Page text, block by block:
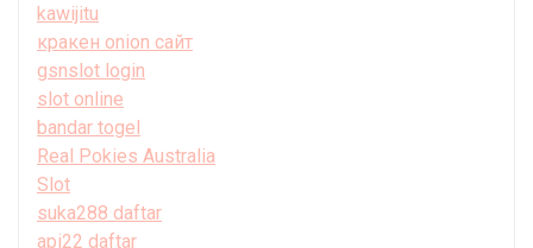
kawijitu
кракен onion сайт
gsnslot login
slot online
bandar togel
Real Pokies Australia
Slot
suka288 daftar
api22 daftar